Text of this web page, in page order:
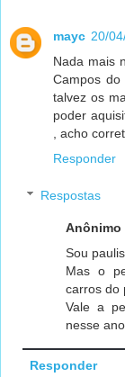
mayc 20/
Nada mais
Campos
talvez os
poder
, acho
Responder
Respostas
Anônimo
Sou
Mas o
carros do
Vale a
nesse ano
Responder